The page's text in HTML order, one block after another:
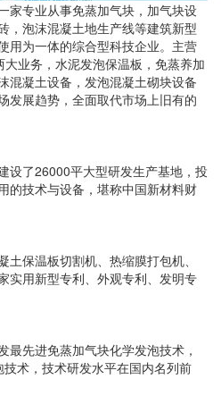
家专业从事免蒸加气块，加气块设
，泡沫混凝土地生产线等建筑新型
用为一体的综合型科技企业。主营
业务，水泥发泡保温板，免蒸养加
混凝土设备，发泡混凝土砌块设备
发展趋势，全面取代市场上旧有的
设了26000平大型研发生产基地，投
的技术与设备，堪称中国新材料财
保温板切割机、热缩膜打包机、
实用新型专利、外观专利、发明专
最先进免蒸加气块化学发泡技术，
术，技术研发水平在国内名列前